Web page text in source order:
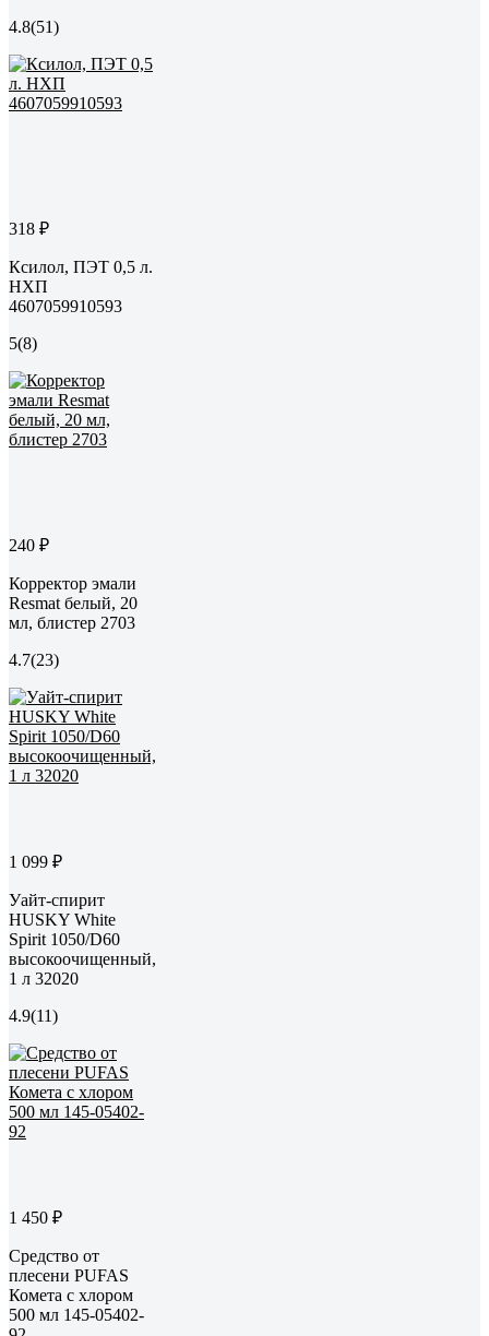
4.8(51)
318 ₽
Ксилол, ПЭТ 0,5 л.
НХП
4607059910593
5(8)
240 ₽
Корректор эмали
Resmat белый, 20
мл, блистер 2703
4.7(23)
1 099 ₽
Уайт-спирит
HUSKY White
Spirit 1050/D60
высокоочищенный,
1 л 32020
4.9(11)
1 450 ₽
Средство от
плесени PUFAS
Комета с хлором
500 мл 145-05402-